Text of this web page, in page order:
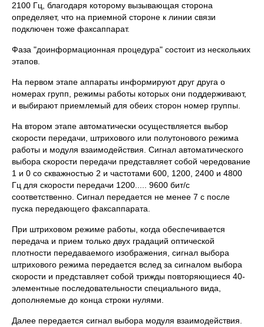
2100 Гц, благодаря которому вызывающая сторона
определяет, что на приемной стороне к линии связи
подключен тоже факсаппарат.
Фаза "доинформационная процедура" состоит из нескольких
этапов.
На первом этапе аппараты информируют друг друга о
номерах групп, режимы работы которых они поддерживают,
и выбирают приемлемый для обеих сторон номер группы.
На втором этапе автоматически осуществляется выбор
скорости передачи, штрихового или полутонового режима
работы и модуля взаимодействия. Сигнал автоматического
выбора скорости передачи представляет собой чередование
1 и 0 со скважностью 2 и частотами 600, 1200, 2400 и 4800
Гц для скорости передачи 1200..... 9600 бит/с
соответственно. Сигнал передается не менее 7 с после
пуска передающего факсаппарата.
При штриховом режиме работы, когда обеспечивается
передача и прием только двух градаций оптической
плотности передаваемого изображения, сигнал выбора
штрихового режима передается вслед за сигналом выбора
скорости и представляет собой трижды повторяющиеся 40-
элементные последовательности специального вида,
дополняемые до конца строки нулями.
Далее передается сигнал выбора модуля взаимодействия.